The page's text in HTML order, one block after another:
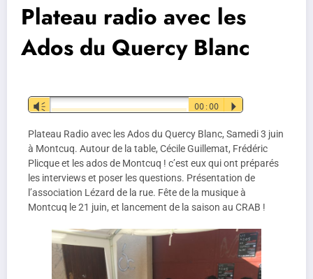
Plateau radio avec les
Ados du Quercy Blanc
Lecteur
audio
Vm 00:00 P
Plateau Radio avec les Ados du Quercy Blanc, Samedi 3 juin
à Montcuq. Autour de la table, Cécile Guillemat, Frédéric
Plicque et les ados de Montcuq ! c’est eux qui ont préparés
les interviews et poser les questions. Présentation de
l’association Lézard de la rue. Fête de la musique à
Montcuq le 21 juin, et lancement de la saison au CRAB !